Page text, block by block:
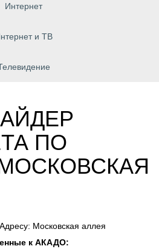
Интернет
и ТВ
ПО
Московская аллея
к АКАДО: